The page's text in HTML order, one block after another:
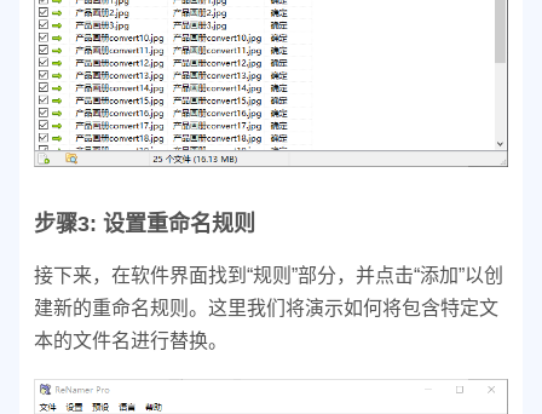
步骤3: 设置重命名规则
接下来，在软件界面找到“规则”部分，并点击“添加”以创
建新的重命名规则。这里我们将演示如何将包含特定文
本的文件名进行替换。